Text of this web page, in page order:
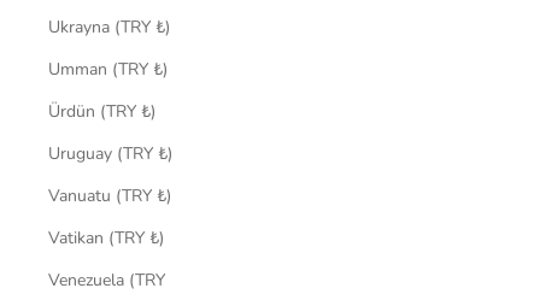
Ukrayna (TRY ₺)
Umman (TRY ₺)
Ürdün (TRY ₺)
Uruguay (TRY ₺)
Vanuatu (TRY ₺)
Vatikan (TRY ₺)
Venezuela (TRY